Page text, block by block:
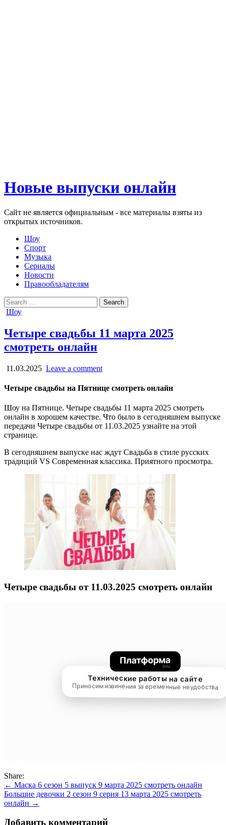
Новые выпуски онлайн
Сайт не является официальным - все материалы взяты из
открытых источников.
Шоу
Спорт
Музыка
Сериалы
Новости
Правообладателям
Search
for:
Posted
Шоу
Четыре свадьбы 11 марта 2025
смотреть онлайн
11.03.2025 Leave a comment
Четыре свадьбы на Пятнице смотреть онлайн
Шоу на Пятнице. Четыре свадьбы 11 марта 2025 смотреть
онлайн в хорошем качестве. Что было в сегодняшнем выпуске
передачи Четыре свадьбы от 11.03.2025 узнайте на этой
странице.
В сегодняшнем выпуске нас ждут Cвадьба в стиле русских
традиций VS Современная классика. Приятного просмотра.
Четыре свадьбы от 11.03.2025 смотреть онлайн
Share:
Навигация
по
← Маска 6 сезон 5 выпуск 9 марта 2025 смотреть онлайн
Большие девочки 2 сезон 9 серия 13 марта 2025 смотреть
онлайн →
Добавить комментарий